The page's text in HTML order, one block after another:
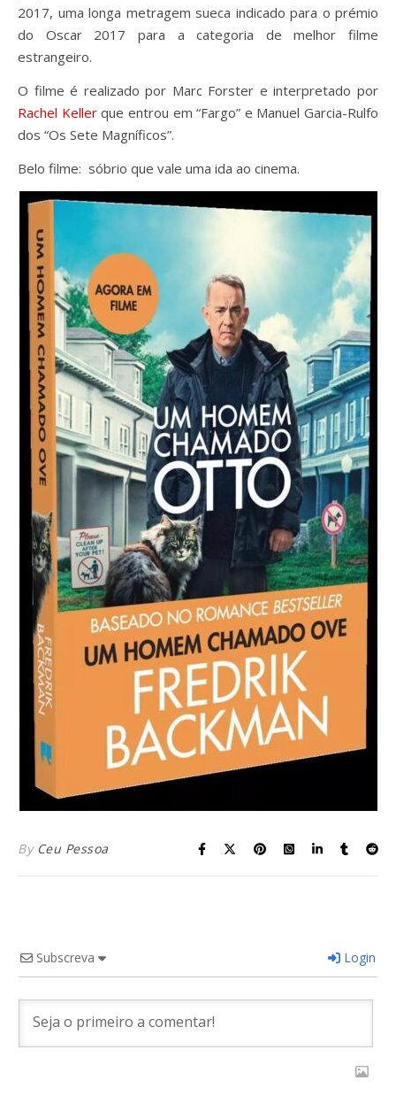
2017, uma longa metragem sueca indicado para o prémio
do Oscar 2017 para a categoria de melhor filme
estrangeiro.
O filme é realizado por Marc Forster e interpretado por
Rachel Kellerque entrou em “Fargo” e Manuel Garcia-Rulfo
dos “Os Sete Magníficos”.
Belo filme: sóbrio que vale uma ida ao cinema.
By Ceu Pessoa
Subscreva Login